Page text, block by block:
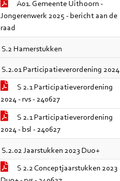
A01. Gemeente Uithoorn -
Jongerenwerk 2025 - bericht aan de
raad
S.2 Hamerstukken
S.2.01 Participatieverordening 2024
S 2.1 Participatieverordening
2024 - rvs - 240627
S 2.1 Participatieverordening
2024 - bsl - 240627
S.2.02 Jaarstukken 2023 Duo+
S 2.2 Conceptjaarstukken 2023